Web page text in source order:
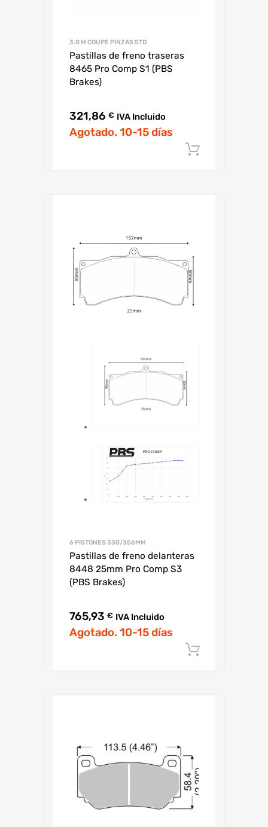
3.0 M COUPE PINZAS STD
Pastillas de freno traseras
8465 Pro Comp S1 (PBS
Brakes)
321,86 € IVA Incluido
Agotado. 10-15 días
6 PISTONES 330/356MM
Pastillas de freno delanteras
8448 25mm Pro Comp S3
(PBS Brakes)
765,93 € IVA Incluido
Agotado. 10-15 días